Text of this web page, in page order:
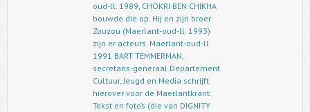
oud-ll. 1989, CHOKRI BEN CHIKHA
bouwde die op. Hij en zijn broer
Zouzou (Maerlant-oud-ll. 1993)
zijn er acteurs. Maerlant-oud-ll.
1991 BART TEMMERMAN,
secretaris-generaal Departement
Cultuur, Jeugd en Media schrijft
hierover voor de Maerlantkrant.
Tekst en foto’s (die van DIGNITY